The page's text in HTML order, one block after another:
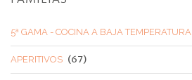
5ª GAMA - COCINA A BAJA TEMPERATURA
APERITIVOS (67)